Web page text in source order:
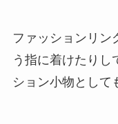
ファッションリン
う指に着けたりし
ション小物として